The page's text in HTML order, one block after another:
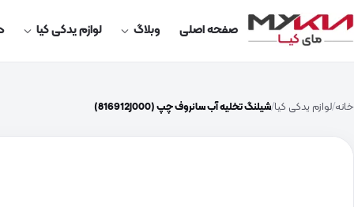
صفحه اصلی وبلاگ لوازم یدکی کیا
خانه لوازم یدکی کیا شیلنگ تخلیه آب سانروف چپ (816912J000)